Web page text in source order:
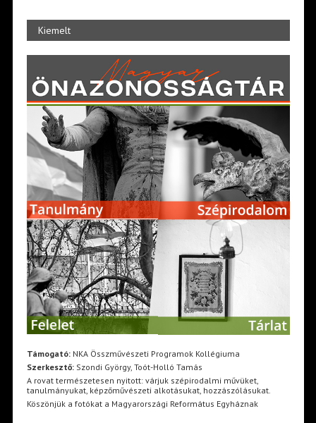
Kiemelt
Támogató:NKA Összművészeti Programok Kollégiuma
Szerkesztő:Szondi György, Toót-Holló Tamás
A rovat természetesen nyitott: várjuk szépirodalmi művüket,
tanulmányukat, képzőművészeti alkotásukat, hozzászólásukat.
Köszönjük a fotókat a Magyarországi Református Egyháznak